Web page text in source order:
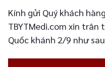
Kính gửi Quý khách
TBYTMedi.com xin
Quốc khánh 2/9 như